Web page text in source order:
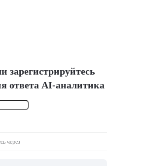
зарегистрируйтесь
ответа AI-аналитика
через